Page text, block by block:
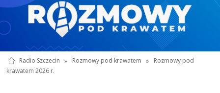
Radio Szczecin » Rozmowy pod krawatem »
Rozmowy pod
krawatem 2026 r.